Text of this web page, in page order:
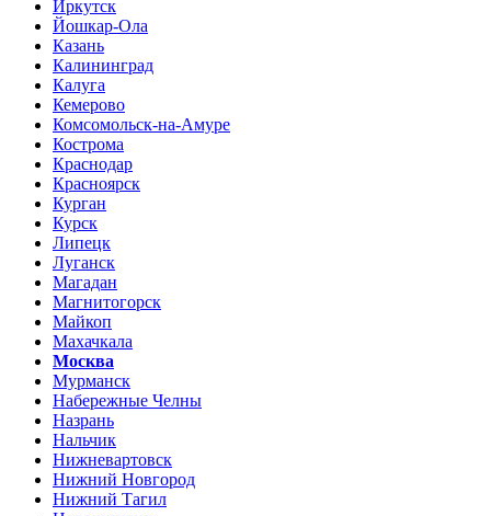
Иркутск
Йошкар-Ола
Казань
Калининград
Калуга
Кемерово
Комсомольск-на-Амуре
Кострома
Краснодар
Красноярск
Курган
Курск
Липецк
Луганск
Магадан
Магнитогорск
Майкоп
Махачкала
Москва
Мурманск
Набережные Челны
Назрань
Нальчик
Нижневартовск
Нижний Новгород
Нижний Тагил